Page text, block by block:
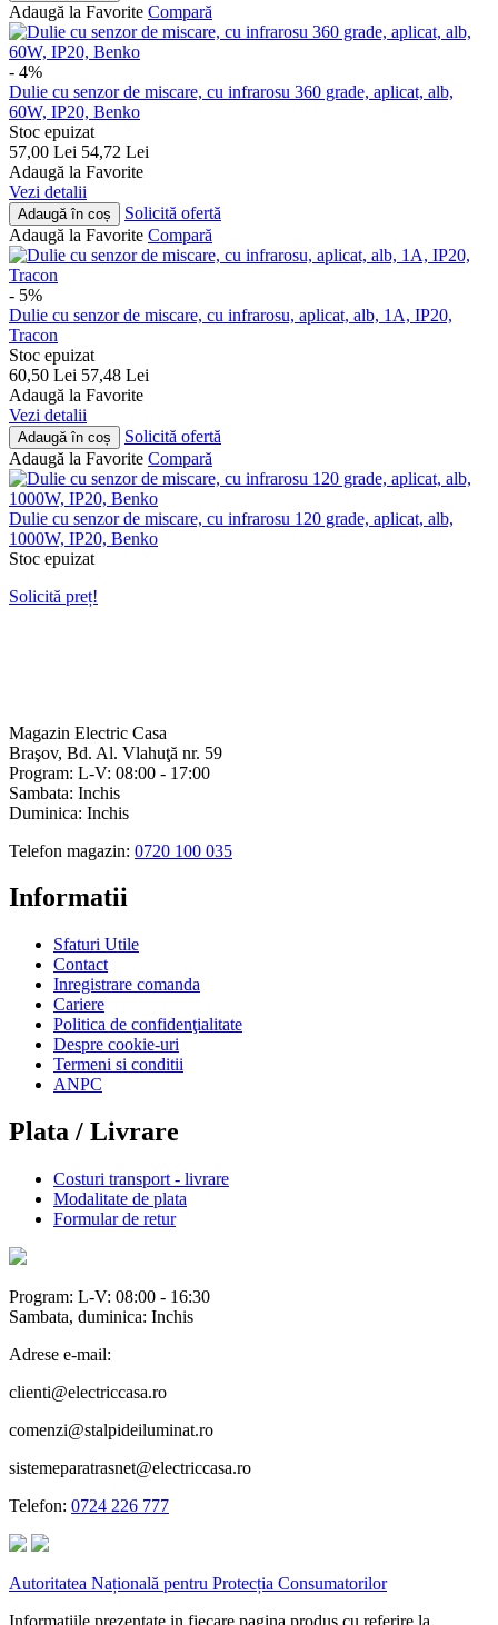
Adaugă la Favorite Compară
- 4%
Dulie cu senzor de miscare, cu infrarosu 360 grade, aplicat, alb,
60W, IP20, Benko
Stoc epuizat
57,00 Lei 54,72 Lei
Adaugă la Favorite
Vezi detalii
Adaugă în coș
Solicită ofertă
Adaugă la Favorite Compară
- 5%
Dulie cu senzor de miscare, cu infrarosu, aplicat, alb, 1A, IP20,
Tracon
Stoc epuizat
60,50 Lei 57,48 Lei
Adaugă la Favorite
Vezi detalii
Adaugă în coș
Solicită ofertă
Adaugă la Favorite Compară
Dulie cu senzor de miscare, cu infrarosu 120 grade, aplicat, alb,
1000W, IP20, Benko
Stoc epuizat
Solicită preț!
Magazin Electric Casa
Braşov, Bd. Al. Vlahuţă nr. 59
Program: L-V: 08:00 - 17:00
Sambata: Inchis
Duminica: Inchis
Telefon magazin: 0720 100 035
Informatii
Sfaturi Utile
Contact
Inregistrare comanda
Cariere
Politica de confidenţialitate
Despre cookie-uri
Termeni si conditii
ANPC
Plata / Livrare
Costuri transport - livrare
Modalitate de plata
Formular de retur
Program: L-V: 08:00 - 16:30
Sambata, duminica: Inchis
Adrese e-mail:
clienti@electriccasa.ro
comenzi@stalpideiluminat.ro
sistemeparatrasnet@electriccasa.ro
Telefon: 0724 226 777
Autoritatea Națională pentru Protecția Consumatorilor